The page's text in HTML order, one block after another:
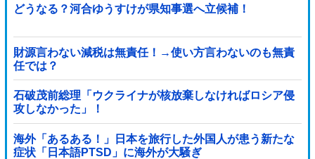
どうなる？河合ゆうすけが県知事選へ立候補！
財源言わない減税は無責任！→使い方言わないのも無責
任では？
石破茂前総理「ウクライナが核放棄しなければロシア侵
攻しなかった」！
海外「あるある！」日本を旅行した外国人が患う新たな
症状「日本語PTSD」に海外が大騒ぎ